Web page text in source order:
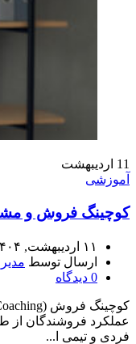
11 اردیبهشت
آموزشی
کوچینگ فروش و
۱۱ اردیبهشت, ۱۴۰۴
ارسال توسط
0 دیدگاه
عملکرد فروشندگان از
فردی و تیمی ا...